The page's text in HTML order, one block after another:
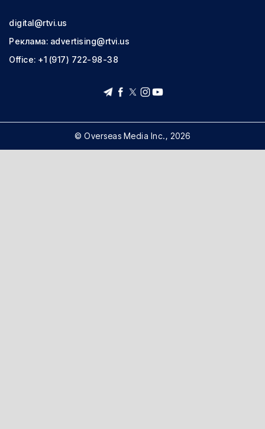
digital@rtvi.us
Реклама: advertising@rtvi.us
Office: +1 (917) 722-98-38
© Overseas Media Inc., 2026